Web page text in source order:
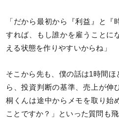
「だから最初から『利益』と『
すれば、もし誰かを雇うことに
える状態を作りやすいからね」
そこから先も、僕の話は1時間
ら、投資判断の基準、売上が伸
桐くんは途中からメモを取り始
ことですか？」といった質問も飛